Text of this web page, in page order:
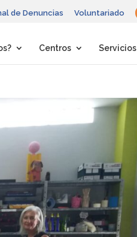
de Denuncias Voluntariado
Centros Servicios